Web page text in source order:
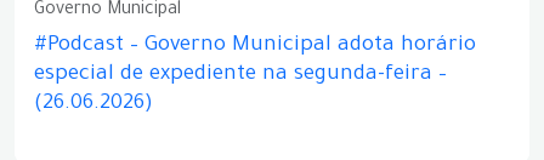
Governo Municipal
#Podcast – Governo Municipal adota horário
especial de expediente na segunda-feira –
(26.06.2026)